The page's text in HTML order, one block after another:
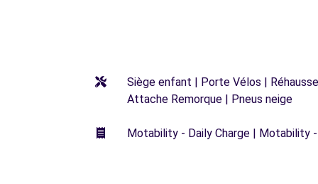
Siège enfant | Porte Vélos |
Attache Remorque | Pneus neige
Motability - Daily Charge | Motability